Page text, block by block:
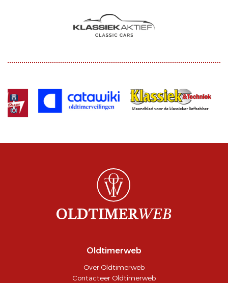
Oldtimerweb
Over Oldtimerweb
Contacteer Oldtimerweb